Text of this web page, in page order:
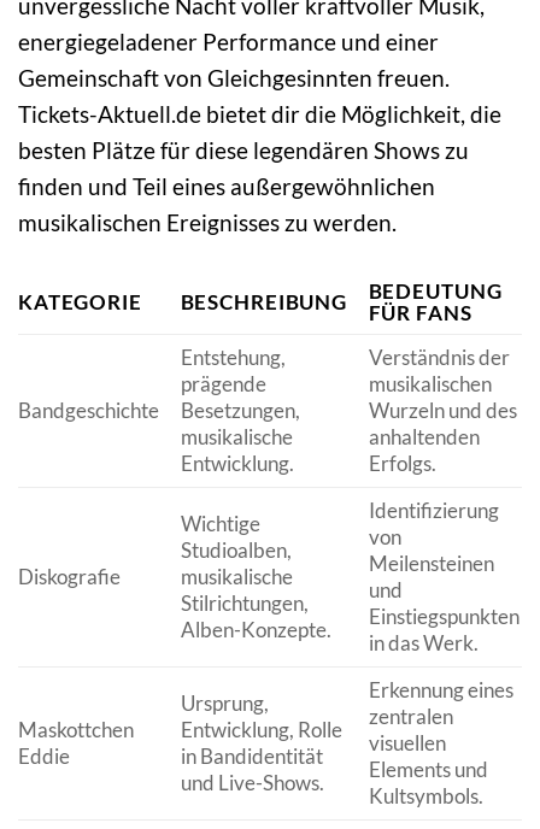
energiegeladener Performance und einer
Gemeinschaft von Gleichgesinnten freuen.
Tickets-Aktuell.de bietet dir die Möglichkeit, die
besten Plätze für diese legendären Shows zu
finden und Teil eines außergewöhnlichen
musikalischen Ereignisses zu werden.
KATEGORIE BESCHREIBUNG
BEDEUTUNG
FÜR FANS
Bandgeschichte
Entstehung,
prägende
Besetzungen,
musikalische
Entwicklung.
Verständnis der
musikalischen
Wurzeln und des
anhaltenden
Erfolgs.
Diskografie
Wichtige
Studioalben,
musikalische
Stilrichtungen,
Alben-Konzepte.
Identifizierung
von
Meilensteinen
und
Einstiegspunkten
in das Werk.
Maskottchen
Eddie
Ursprung,
Entwicklung, Rolle
in Bandidentität
und Live-Shows.
Erkennung eines
zentralen
visuellen
Elements und
Kultsymbols.